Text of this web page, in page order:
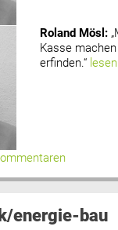
Roland Mösl :
Kasse
erfinden.“ lesen
energie-bau